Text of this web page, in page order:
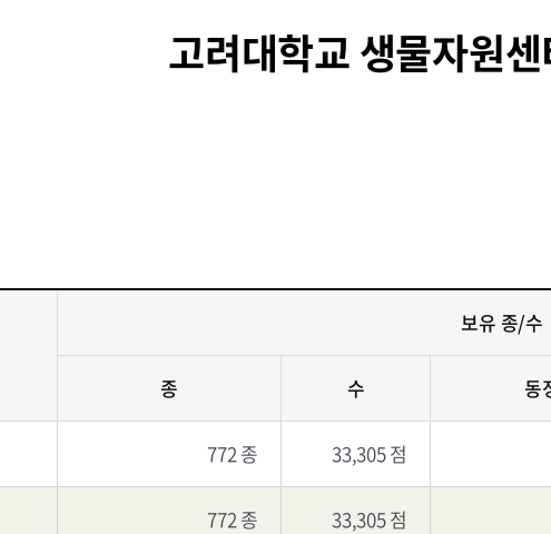
고려대학교 생물자원센
보유 종/수
종
수 동
772 종 33,305 점
772 종 33,305 점